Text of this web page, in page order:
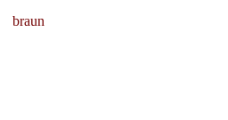
braun